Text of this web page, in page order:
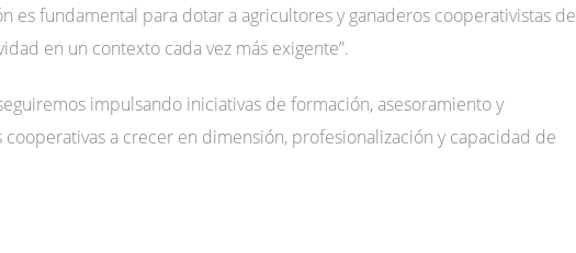
es fundamental para dotar a agricultores y ganaderos cooperativistas de
en un contexto cada vez más exigente”.
impulsando iniciativas de formación, asesoramiento y
a crecer en dimensión, profesionalización y capacidad de